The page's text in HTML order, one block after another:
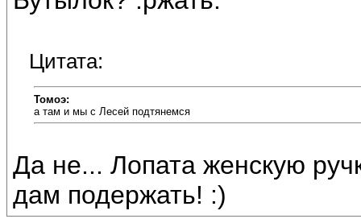
Цитата:
Томоэ:
а там и мы с Лесей подтянемся
Да не... Лопата женскую
дам подержать! :)